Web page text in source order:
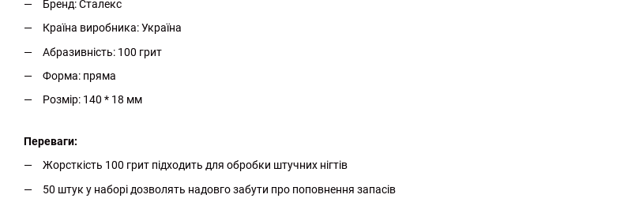
Бренд: Сталекс
Країна виробника: Україна
Абразивність: 100 грит
Форма: пряма
Розмір: 140 * 18 мм
Переваги:
Жорсткість 100 грит підходить для обробки штучних нігтів
50 штук у наборі дозволять надовго забути про поповнення запасів